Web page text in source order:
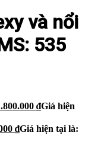
và nổi
535
₫Giá hiện
₫Giá hiện tại là: